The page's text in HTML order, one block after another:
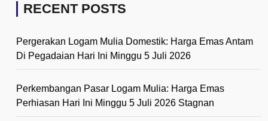
RECENT POSTS
Pergerakan Logam Mulia Domestik: Harga Emas Antam
Di Pegadaian Hari Ini Minggu 5 Juli 2026
Perkembangan Pasar Logam Mulia: Harga Emas
Perhiasan Hari Ini Minggu 5 Juli 2026 Stagnan